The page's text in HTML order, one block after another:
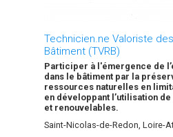
l’écoconstruction et au
peu transformés, et les
en œuvre.
Nous entretenons des
institutionnels (Conseil
Pays de la Loire, Région
Saint Nicolas, Redon
professionnels
Technicien.ne Valoriste
Bâtiment (TVRB)
Participer à l'émergence de
dans le bâtiment par la
ressources naturelles en
en développant l’utilisation
et renouvelables.
Saint-Nicolas-de-Redon, Loire-